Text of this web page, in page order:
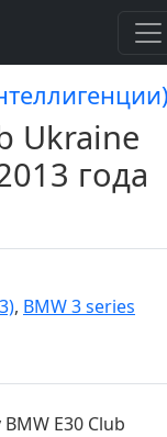
Ukraine
года
, BMW 3 series
E30 Club